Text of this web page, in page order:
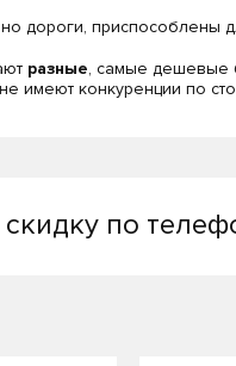
дороги, приспособлены
разные, самые дешевые
имеют конкуренции по
по